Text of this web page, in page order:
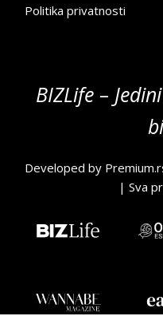
Politika privatnosti
BIZLife –
Developed by
| Sva